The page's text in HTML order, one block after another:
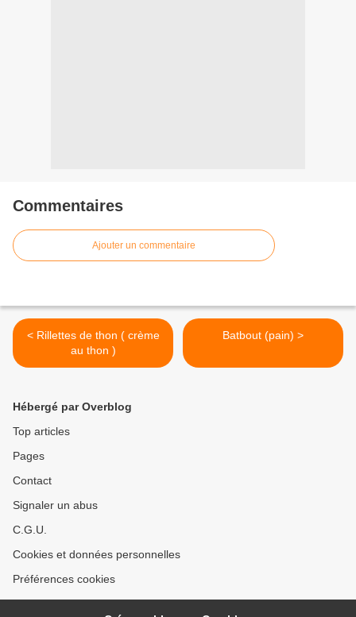
Commentaires
Ajouter un commentaire
< Rillettes de thon ( crème
au thon )
Batbout (pain) >
Hébergé par Overblog
Top articles
Pages
Contact
Signaler un abus
C.G.U.
Cookies et données personnelles
Préférences cookies